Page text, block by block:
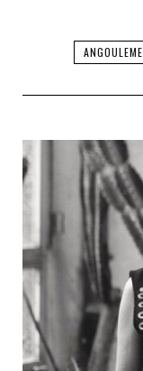
ANGOULEME